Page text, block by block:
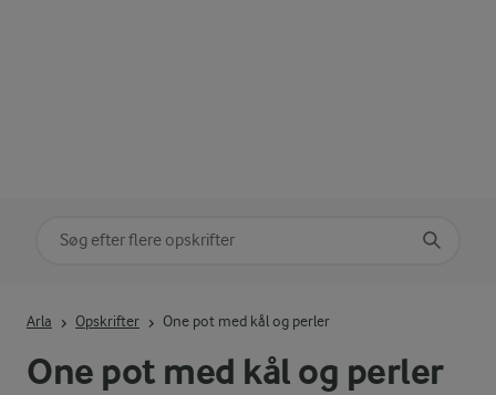
One pot med kål og perler
Arla Opskrifter One pot med kål og perler
Søg på kategori